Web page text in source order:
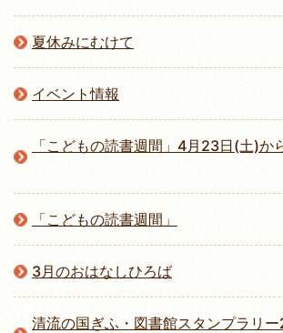
夏休みにむけて
イベント情報
「こどもの読書週間」4月23日(土)から5月12日
「こどもの読書週間」
3月のおはなしひろば
清流の国ぎふ・図書館スタンプラリー